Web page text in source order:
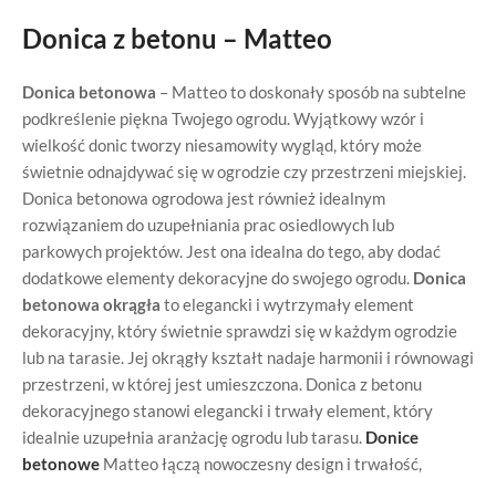
Donica z betonu – Matteo
Donica betonowa – Matteo to doskonały sposób na subtelne
podkreślenie piękna Twojego ogrodu. Wyjątkowy wzór i
wielkość donic tworzy niesamowity wygląd, który może
świetnie odnajdywać się w ogrodzie czy przestrzeni miejskiej.
Donica betonowa ogrodowa jest również idealnym
rozwiązaniem do uzupełniania prac osiedlowych lub
parkowych projektów. Jest ona idealna do tego, aby dodać
dodatkowe elementy dekoracyjne do swojego ogrodu. Donica
betonowa okrągła to elegancki i wytrzymały element
dekoracyjny, który świetnie sprawdzi się w każdym ogrodzie
lub na tarasie. Jej okrągły kształt nadaje harmonii i równowagi
przestrzeni, w której jest umieszczona. Donica z betonu
dekoracyjnego stanowi elegancki i trwały element, który
idealnie uzupełnia aranżację ogrodu lub tarasu. Donice
betonowe Matteo łączą nowoczesny design i trwałość,